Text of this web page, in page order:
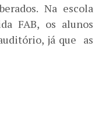
Na escola
FAB, os alunos
já que as